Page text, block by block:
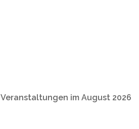
Veranstaltungen im August 2026